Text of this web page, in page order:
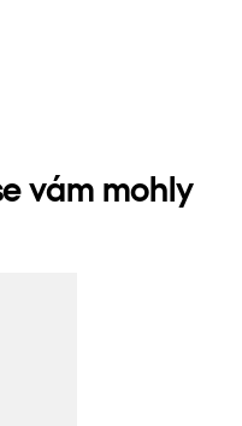
vám mohly